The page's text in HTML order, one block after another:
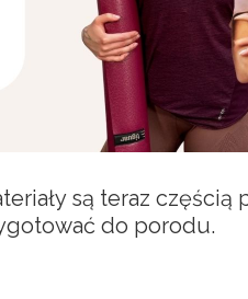
są teraz
do porodu.